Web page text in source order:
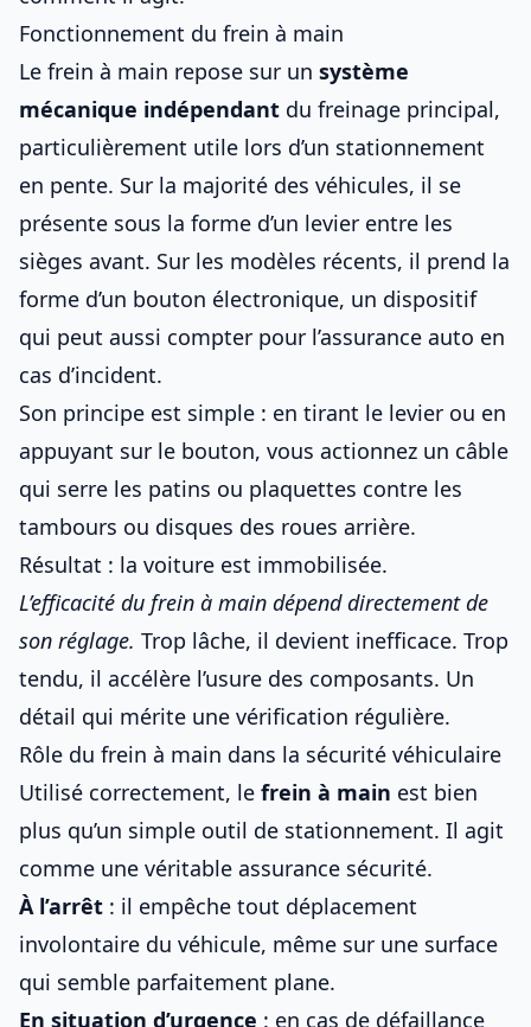
Fonctionnement du frein à main
Le frein à main repose sur un système
mécanique indépendant du freinage principal,
particulièrement utile lors d’un stationnement
en pente. Sur la majorité des véhicules, il se
présente sous la forme d’un levier entre les
sièges avant. Sur les modèles récents, il prend la
forme d’un bouton électronique, un dispositif
qui peut aussi compter pour l’assurance auto en
cas d’incident.
Son principe est simple : en tirant le levier ou en
appuyant sur le bouton, vous actionnez un câble
qui serre les patins ou plaquettes contre les
tambours ou disques des roues arrière.
Résultat : la voiture est immobilisée.
L’efficacité du frein à main dépend directement de
son réglage. Trop lâche, il devient inefficace. Trop
tendu, il accélère l’usure des composants. Un
détail qui mérite une vérification régulière.
Rôle du frein à main dans la sécurité véhiculaire
Utilisé correctement, le frein à main est bien
plus qu’un simple outil de stationnement. Il agit
comme une véritable assurance sécurité.
À l’arrêt : il empêche tout déplacement
involontaire du véhicule, même sur une surface
qui semble parfaitement plane.
En situation d’urgence : en cas de défaillance